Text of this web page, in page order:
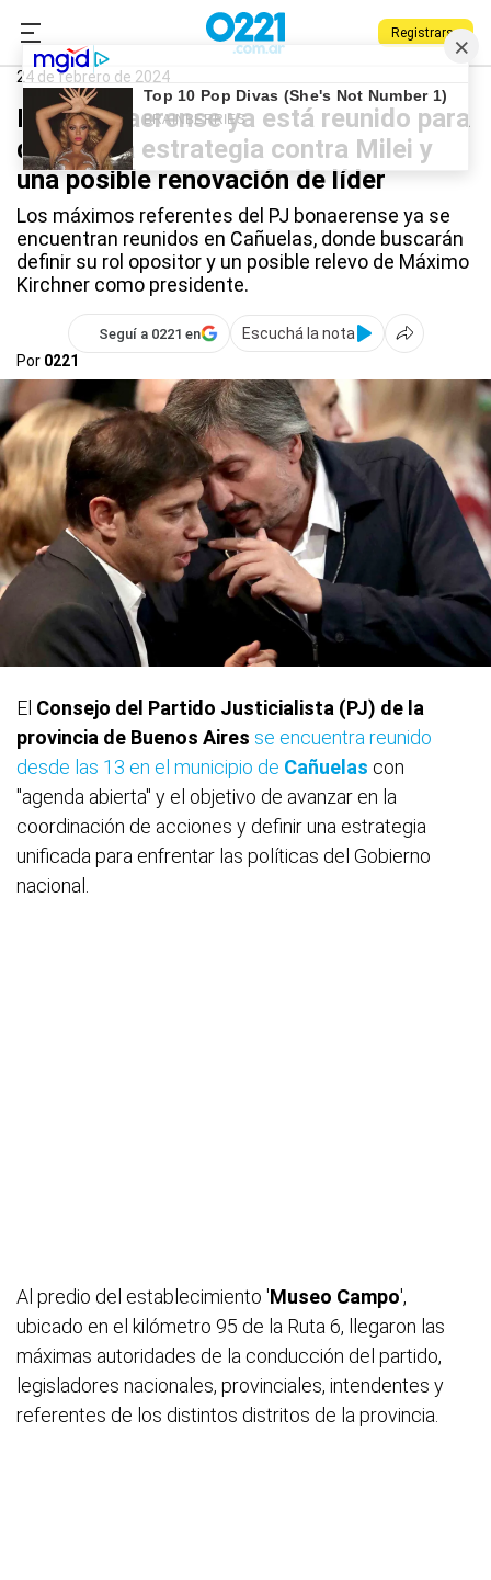
Registrarse
0221.com.ar
Máximo Kirchner
24 de febrero de 2024
El PJ bonaerense ya está reunido para
discutir la estrategia contra Milei y
una posible renovación de líder
Los máximos referentes del PJ bonaerense ya se
encuentran reunidos en Cañuelas, donde buscarán
definir su rol opositor y un posible relevo de Máximo
Kirchner como presidente.
Seguí a 0221 en
Escuchá la nota
Por 0221
El Consejo del Partido Justicialista (PJ) de la
provincia de Buenos Aires se encuentra reunido
desde las 13 en el municipio de Cañuelas con
"agenda abierta" y el objetivo de avanzar en la
coordinación de acciones y definir una estrategia
unificada para enfrentar las políticas del Gobierno
nacional.
Al predio del establecimiento 'Museo Campo',
ubicado en el kilómetro 95 de la Ruta 6, llegaron las
máximas autoridades de la conducción del partido,
legisladores nacionales, provinciales, intendentes y
referentes de los distintos distritos de la provincia.